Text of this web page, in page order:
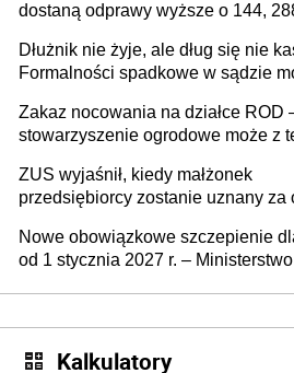
dostaną odprawy wyższe o 144,
Dłużnik nie żyje, ale dług się nie
Formalności spadkowe w sądzie
zmarłego
Zakaz nocowania na działce ROD
stowarzyszenie ogrodowe może z
działki (wypowiedzieć dzierżawę)?
ZUS wyjaśnił, kiedy małżonek
przedsiębiorcy zostanie uznany za
Nowe obowiązkowe szczepienie
od 1 stycznia 2027 r. –
Kalkulatory